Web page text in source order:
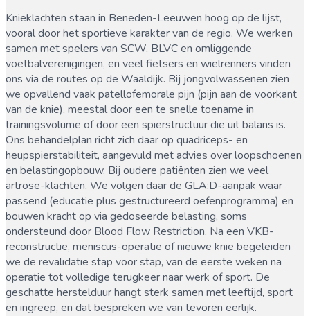
Knieklachten staan in Beneden-Leeuwen hoog op de lijst,
vooral door het sportieve karakter van de regio. We werken
samen met spelers van SCW, BLVC en omliggende
voetbalverenigingen, en veel fietsers en wielrenners vinden
ons via de routes op de Waaldijk. Bij jongvolwassenen zien
we opvallend vaak patellofemorale pijn (pijn aan de voorkant
van de knie), meestal door een te snelle toename in
trainingsvolume of door een spierstructuur die uit balans is.
Ons behandelplan richt zich daar op quadriceps- en
heupspierstabiliteit, aangevuld met advies over loopschoenen
en belastingopbouw. Bij oudere patiënten zien we veel
artrose-klachten. We volgen daar de GLA:D-aanpak waar
passend (educatie plus gestructureerd oefenprogramma) en
bouwen kracht op via gedoseerde belasting, soms
ondersteund door Blood Flow Restriction. Na een VKB-
reconstructie, meniscus-operatie of nieuwe knie begeleiden
we de revalidatie stap voor stap, van de eerste weken na
operatie tot volledige terugkeer naar werk of sport. De
geschatte herstelduur hangt sterk samen met leeftijd, sport
en ingreep, en dat bespreken we van tevoren eerlijk.